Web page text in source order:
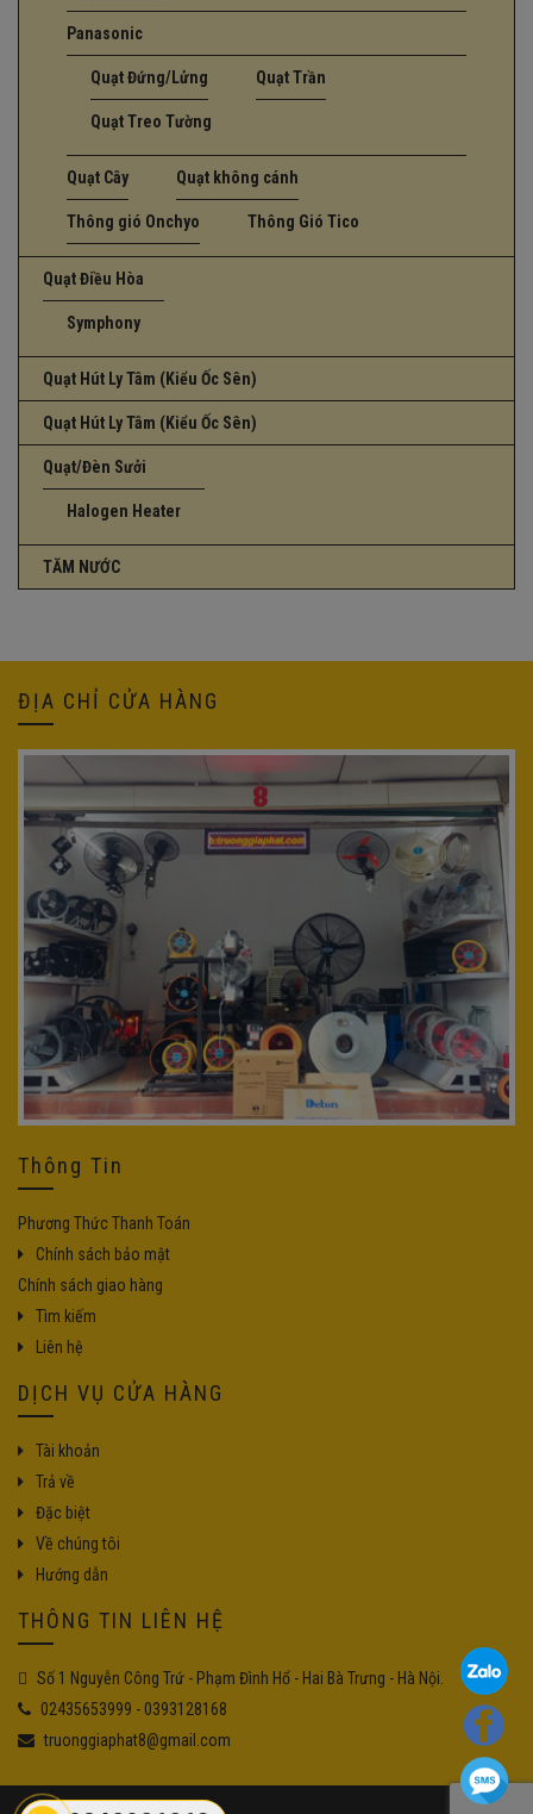
Panasonic
Quạt Đứng/Lửng Quạt Trần
Quạt Treo Tường
Quạt Cây Quạt không cánh
Thông gió Onchyo Thông Gió Tico
Quạt Điều Hòa
Symphony
Quạt Hút Ly Tâm (Kiểu Ốc Sên)
Quạt Hút Ly Tâm (Kiểu Ốc Sên)
Quạt/Đèn Sưởi
Halogen Heater
TĂM NƯỚC
ĐỊA CHỈ CỬA HÀNG
Thông Tin
Phương Thức Thanh Toán
Chính sách bảo mật
Chính sách giao hàng
Tìm kiếm
Liên hệ
DỊCH VỤ CỬA HÀNG
Tài khoản
Trả về
Đặc biệt
Về chúng tôi
Hướng dẫn
THÔNG TIN LIÊN HỆ
Số 1 Nguyễn Công Trứ - Phạm Đình Hổ - Hai Bà Trưng - Hà Nội.
02435653999 - 0393128168
truonggiaphat8@gmail.com